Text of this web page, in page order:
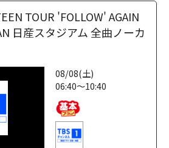
TOUR 'FOLLOW' AGAIN
日産スタジアム 全曲ノーカ
08/08(土)
06:40～10:40